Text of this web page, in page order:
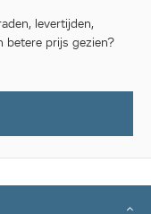
levertijden,
betere prijs gezien?